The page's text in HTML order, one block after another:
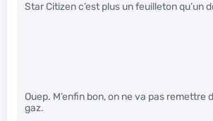
Star Citizen c’est plus un feuilleton qu’un
Ouep. M’enfin bon, on ne va pas remettre
gaz.